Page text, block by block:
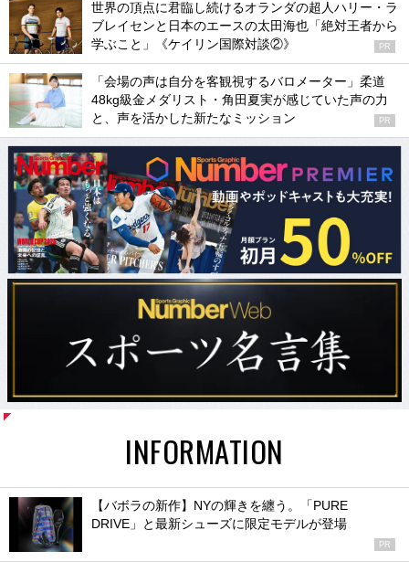
世界の頂点に君臨し続けるオランダの超人ハリー・ラ
ブレイセンと日本のエースの太田海也「絶対王者から
学ぶこと」《ケイリン国際対談②》
PR
「会場の声は自分を客観視するバロメーター」柔道
48kg級金メダリスト・角田夏実が感じていた声の力
と、声を活かした新たなミッション
PR
INFORMATION
【バボラの新作】NYの輝きを纏う。「PURE
DRIVE」と最新シューズに限定モデルが登場
PR